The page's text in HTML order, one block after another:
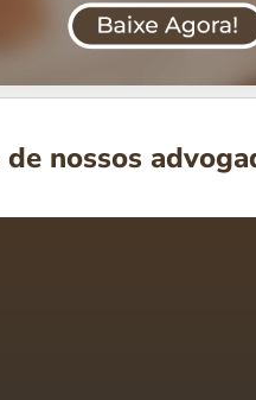
nossos